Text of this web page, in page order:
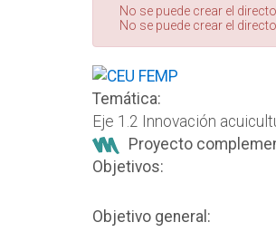
Mensaje
de
error
No se puede crear el
No se puede crear el
Temática:
Eje 1.2 Innovación
Proyecto
Objetivos:
Objetivo general: